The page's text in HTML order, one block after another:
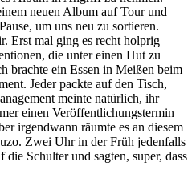
neuen Album auf Tour und
um uns neu zu sortieren.
Erst mal ging es recht holprig
die unter einen Hut zu
brachte ein Essen in Meißen beim
Jeder packte auf den Tisch,
meinte natürlich, ihr
einen Veröffentlichungstermin
irgendwann räumte es an diesem
Zwei Uhr in der Früh jedenfalls
Schulter und sagten, super, dass